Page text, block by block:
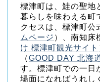
標津町は、鮭の聖地
暮らしを味わえる町
クセスは、標津町公
ムページ ）、南知床
け 標津町観光サイト
（GOOD DAY 北海
す。標津町での一日
場面になればうれし